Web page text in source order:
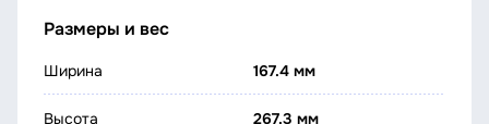
Размеры и вес
Ширина 167.4 мм
Высота 267.3 мм